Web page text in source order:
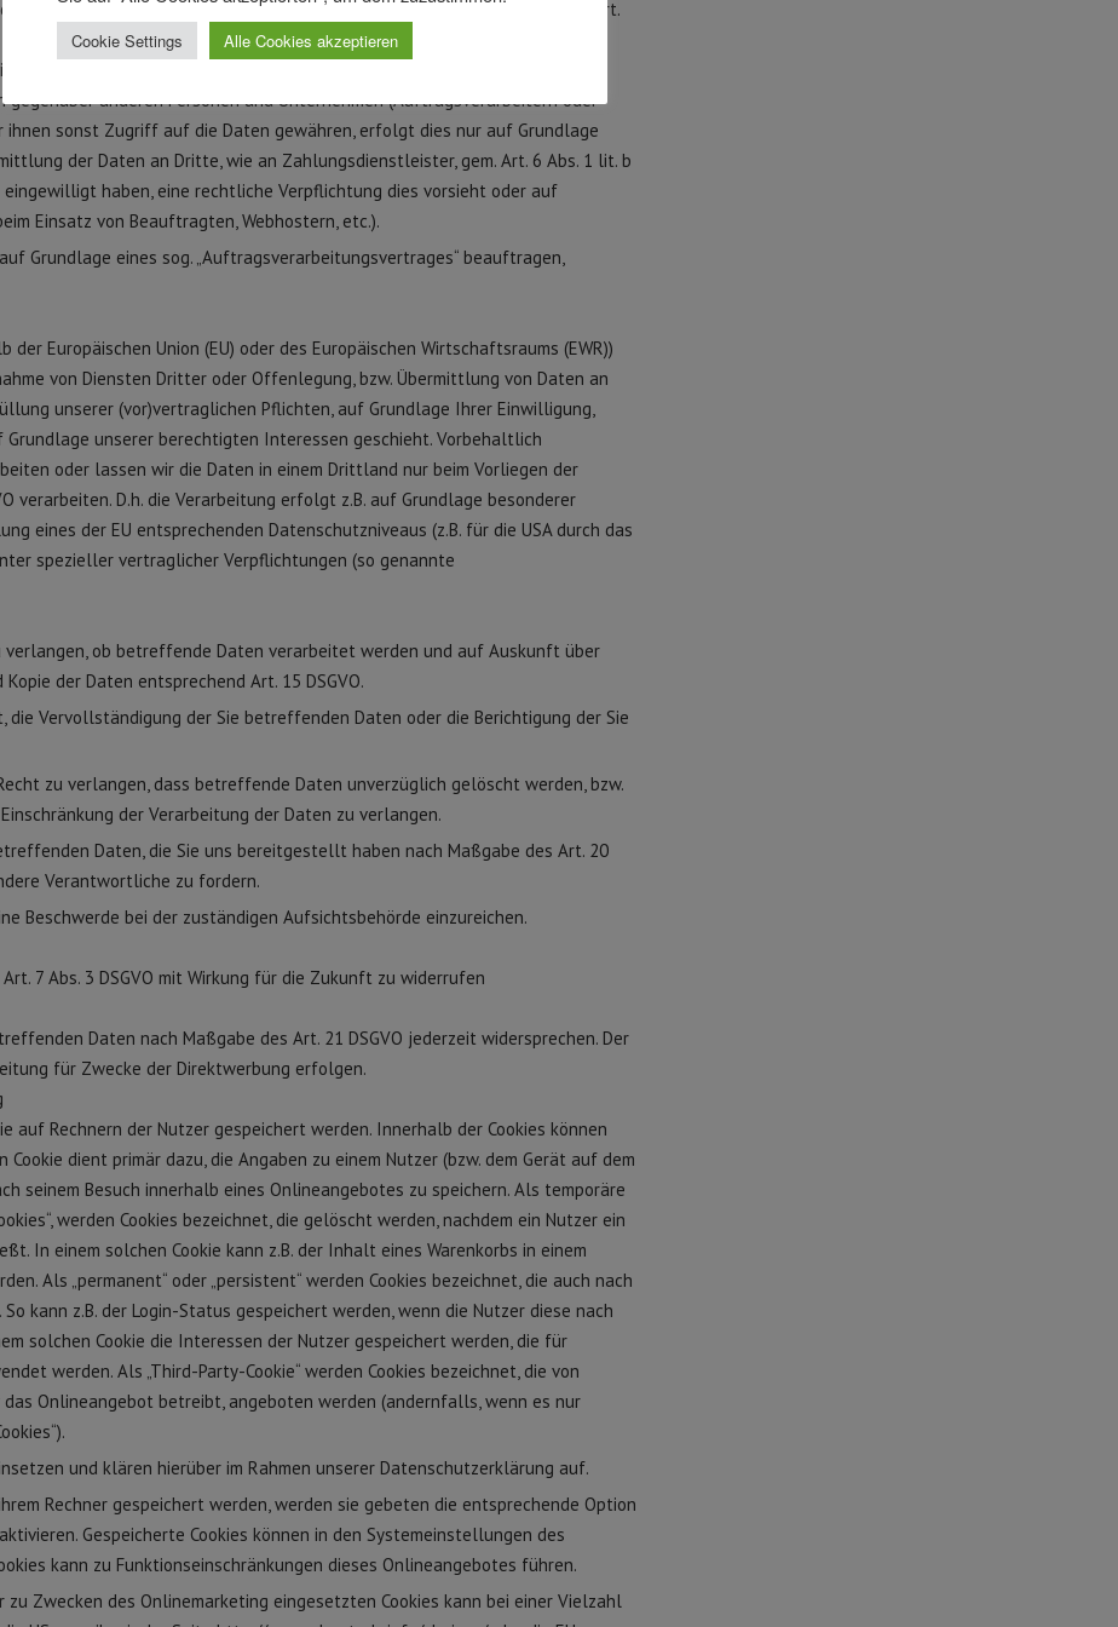
Technikgestaltung und durch datenschutzfreundliche Voreinstellungen (Art.
gegenüber anderen Personen und Unternehmen (Auftragsverarbeitern oder
sonst Zugriff auf die Daten gewähren, erfolgt dies nur auf Grundlage
der Daten an Dritte, wie an Zahlungsdienstleister, gem. Art. 6 Abs. 1 lit. b
haben, eine rechtliche Verpflichtung dies vorsieht oder auf
Einsatz von Beauftragten, Webhostern, etc.).
Grundlage eines sog. „Auftragsverarbeitungsvertrages“ beauftragen,
Europäischen Union (EU) oder des Europäischen Wirtschaftsraums (EWR))
von Diensten Dritter oder Offenlegung, bzw. Übermittlung von Daten an
unserer (vor)vertraglichen Pflichten, auf Grundlage Ihrer Einwilligung,
unserer berechtigten Interessen geschieht. Vorbehaltlich
oder lassen wir die Daten in einem Drittland nur beim Vorliegen der
verarbeiten. D.h. die Verarbeitung erfolgt z.B. auf Grundlage besonderer
eines der EU entsprechenden Datenschutzniveaus (z.B. für die USA durch das
spezieller vertraglicher Verpflichtungen (so genannte
verlangen, ob betreffende Daten verarbeitet werden und auf Auskunft über
der Daten entsprechend Art. 15 DSGVO.
die Vervollständigung der Sie betreffenden Daten oder die Berichtigung der Sie
zu verlangen, dass betreffende Daten unverzüglich gelöscht werden, bzw.
der Verarbeitung der Daten zu verlangen.
Daten, die Sie uns bereitgestellt haben nach Maßgabe des Art. 20
Verantwortliche zu fordern.
Beschwerde bei der zuständigen Aufsichtsbehörde einzureichen.
7 Abs. 3 DSGVO mit Wirkung für die Zukunft zu widerrufen
Daten nach Maßgabe des Art. 21 DSGVO jederzeit widersprechen. Der
für Zwecke der Direktwerbung erfolgen.
auf Rechnern der Nutzer gespeichert werden. Innerhalb der Cookies können
dient primär dazu, die Angaben zu einem Nutzer (bzw. dem Gerät auf dem
seinem Besuch innerhalb eines Onlineangebotes zu speichern. Als temporäre
werden Cookies bezeichnet, die gelöscht werden, nachdem ein Nutzer ein
In einem solchen Cookie kann z.B. der Inhalt eines Warenkorbs in einem
Als „permanent“ oder „persistent“ werden Cookies bezeichnet, die auch nach
kann z.B. der Login-Status gespeichert werden, wenn die Nutzer diese nach
solchen Cookie die Interessen der Nutzer gespeichert werden, die für
werden. Als „Third-Party-Cookie“ werden Cookies bezeichnet, die von
Onlineangebot betreibt, angeboten werden (andernfalls, wenn es nur
und klären hierüber im Rahmen unserer Datenschutzerklärung auf.
Rechner gespeichert werden, werden sie gebeten die entsprechende Option
Gespeicherte Cookies können in den Systemeinstellungen des
kann zu Funktionseinschränkungen dieses Onlineangebotes führen.
Zwecken des Onlinemarketing eingesetzten Cookies kann bei einer Vielzahl
Cookie Settings Alle Cookies akzeptieren